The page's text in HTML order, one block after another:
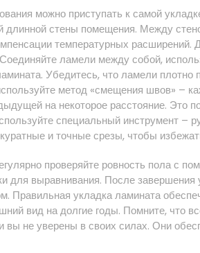
можно приступать к самой
длинной стены помещения. Между
температурных расширений.
ламели между собой,
Убедитесь, что ламели плотно
метод «смещения швов» –
на некоторое расстояние. Это
специальный инструмент –
и точные срезы, чтобы
проверяйте ровность пола с
для выравнивания. После
Правильная укладка ламината
вид на долгие годы. Помните, что
вы не уверены в своих силах. Они